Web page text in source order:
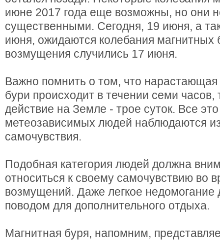
июне 2017 года еще возможны, но они
существенными. Сегодня, 19 июня, а
июня, ожидаются колебания магнитных
возмущения случились 17 июня.
Важно помнить о том, что
бури происходит в течении семи часов,
действие на Земле - трое суток. Все
метеозависимых людей наблюдаются
самочувствия.
Подобная категория людей должна
относиться к своему самочувствию во
возмущений. Даже легкое недомогание
поводом для дополнительного отдыха.
Магнитная буря, напомним,